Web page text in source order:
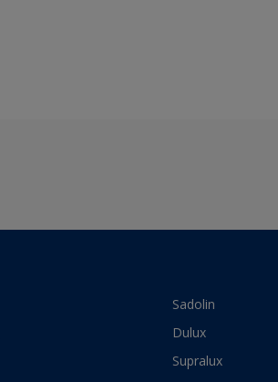
Sadolin
Dulux
Supralux